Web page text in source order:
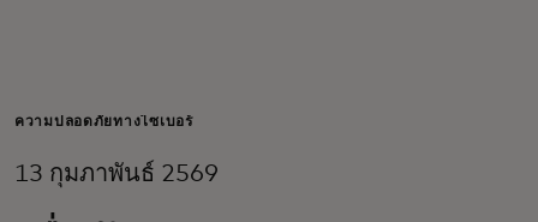
สำหรับธุรกิจ
เพื่อโลก
ความปลอดภัยทางไซเบอร์
13 กุมภาพันธ์ 2569